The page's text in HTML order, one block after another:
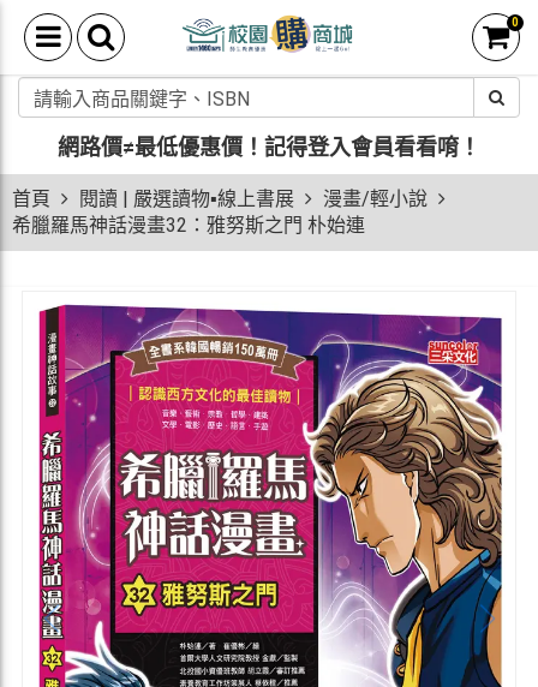
0
網路價≠最低優惠價！ 記得登入會員看看唷！
首頁 閱讀 | 嚴選讀物▪線上書展
漫畫/輕小說
希臘羅馬神話漫畫32：雅努斯之門 朴始連